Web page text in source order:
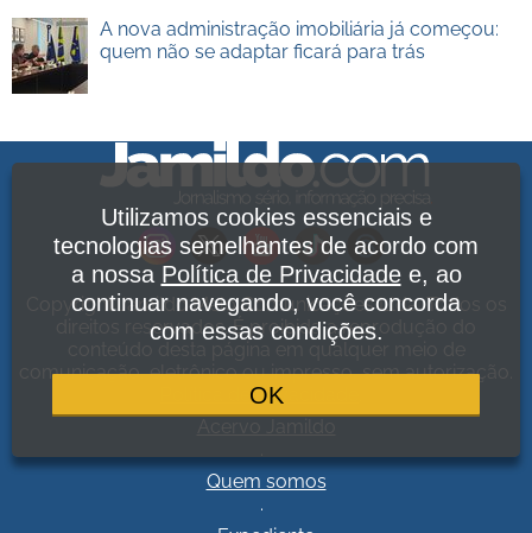
A nova administração imobiliária já começou:
quem não se adaptar ficará para trás
Copyright Jamildo Melo Comunicações Ltda. Todos os
direitos reservados. É proibida a reprodução do
conteúdo desta página em qualquer meio de
comunicação, eletrônico ou impresso, sem autorização.
Política de Privacidade
Quem somos
.
Utilizamos cookies essenciais e
tecnologias semelhantes de acordo com
a nossa Política de Privacidadee, ao
continuar navegando, você concorda
com essas condições.
OK